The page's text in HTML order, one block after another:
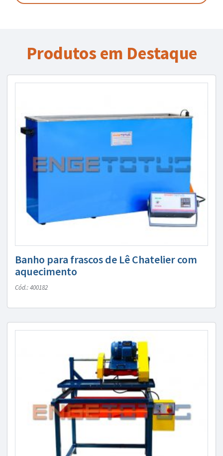
Produtos em Destaque
Banho para frascos de Lê Chatelier com
aquecimento
Cód.: 400182